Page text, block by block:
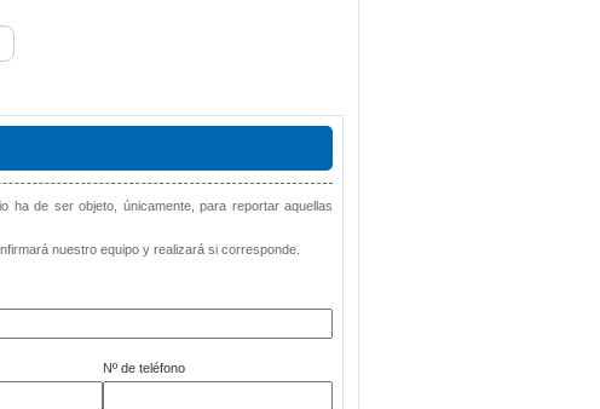
ha de ser objeto, únicamente, para reportar aquellas
nuestro equipo y realizará si corresponde.
Nº de teléfono